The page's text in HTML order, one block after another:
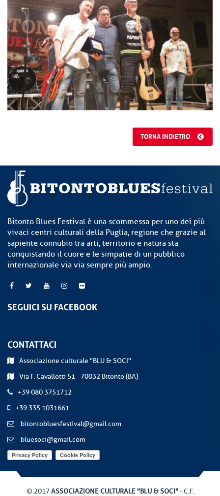
TORNA INDIETRO
Bitonto Blues Festival è una scommessa per uno dei più
vivaci centri culturali della Puglia, regione che grazie al
sapiente connubio tra arti, territorio e natura sta
conquistando il cuore e le simpatie di un pubblico
internazionale via via sempre più ampio.
SEGUICI SU FACEBOOK
CONTATTACI
Associazione culturale "BLU & SOCI"
Via F. Cavallotti 51 - 70032 Bitonto (BA)
+39 080 3751712
+39 335 1031661
bitontobluesfestival@gmail.com
bluesoci@gmail.com
© 2017ASSOCIAZIONE CULTURALE "BLU & SOCI"- C.F.